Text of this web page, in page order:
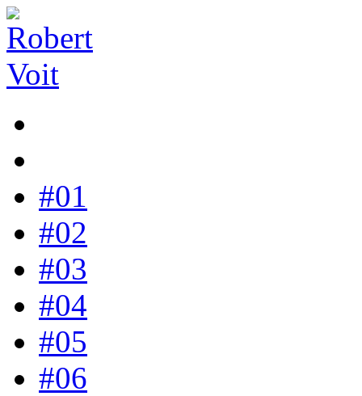
#01
#02
#03
#04
#05
#06